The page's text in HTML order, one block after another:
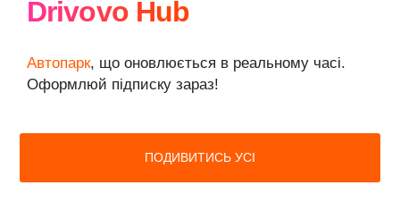
Drivovo Hub
Автопарк, що оновлюється в реальному часі.
Оформлюй підписку зараз!
ПОДИВИТИСЬ УСІ